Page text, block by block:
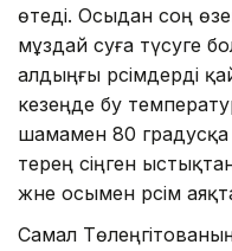
өтеді. Осыдан соң
мұздай суға түсуге
алдыңғы рәсімдерді
кезеңде бу
шамамен 80 градусқа
терең сіңген
және осымен рәсім
Самал Төлеңгітованың